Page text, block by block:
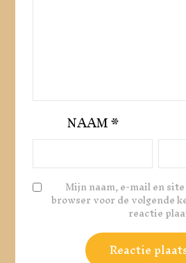
NAAM*
Mijn naam, e-mail en
browser voor de volgende
reactie